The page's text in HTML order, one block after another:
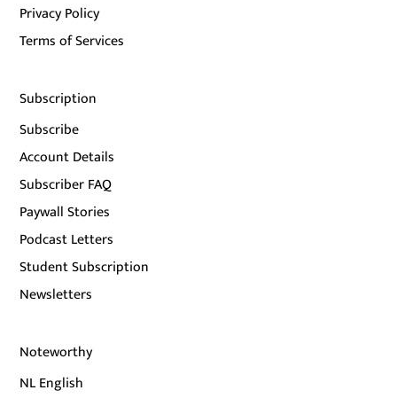
Privacy Policy
Terms of Services
Subscription
Subscribe
Account Details
Subscriber FAQ
Paywall Stories
Podcast Letters
Student Subscription
Newsletters
Noteworthy
NL English